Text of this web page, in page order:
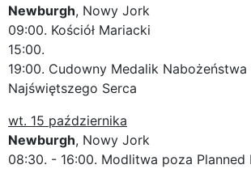
Newburgh, Nowy Jork
09:00. Kościół Mariacki
15:00.
19:00. Cudowny Medalik
Najświętszego Serca
wt. 15 października
Newburgh, Nowy Jork
08:30. - 16:00. Modlitwa poza Planned